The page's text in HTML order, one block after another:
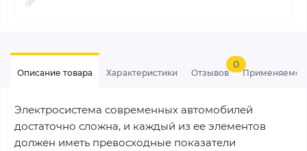
Описание товара Характеристики Отзывов
0
Электросистема современных автомобилей
достаточно сложна, и каждый из ее элементов
должен иметь превосходные показатели